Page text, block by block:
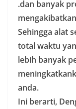
.dan banyak
Sehingga alat
total waktu
lebih banyak
anda.
Ini berarti,